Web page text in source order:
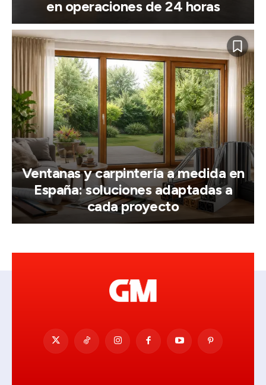
en operaciones de 24 horas
Ventanas y carpintería a medida en
España: soluciones adaptadas a
cada proyecto